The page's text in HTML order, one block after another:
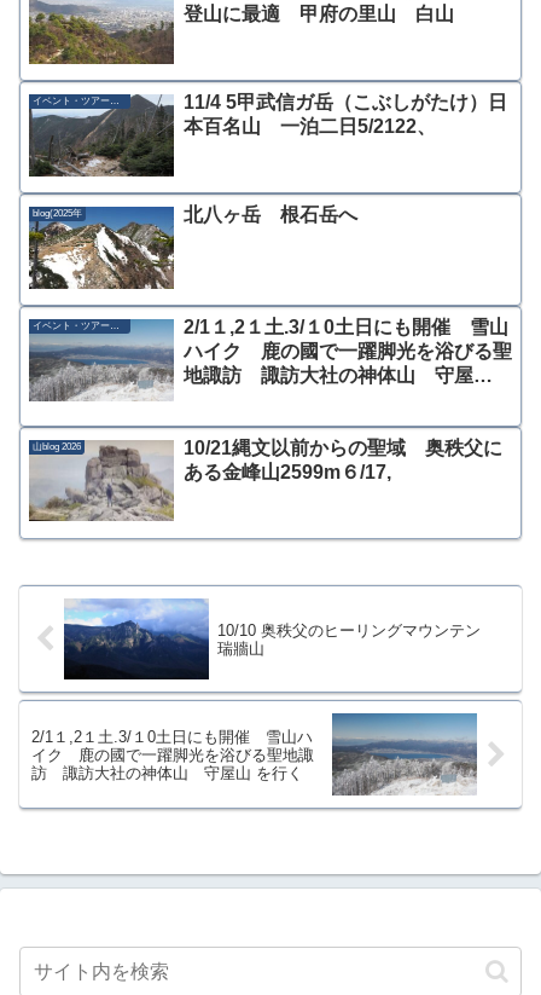
登山に最適 甲府の里山 白山
イベント・ツアー募集
11/4 5甲武信ガ岳（こぶしがたけ）日
本百名山 一泊二日5/2122、
blog(2025年 北八ヶ岳 根石岳へ
イベント・ツアー募集
2/1１,2１土.3/１0土日にも開催 雪山
ハイク 鹿の國で一躍脚光を浴びる聖
地諏訪 諏訪大社の神体山 守屋
山blog 2026
10/21縄文以前からの聖域 奥秩父に
ある金峰山2599m６/17,
10/10 奥秩父のヒーリングマウンテン
瑞牆山
2/1１,2１土.3/１0土日にも開催 雪山ハ
イク 鹿の國で一躍脚光を浴びる聖地諏
訪 諏訪大社の神体山 守屋山 を行く